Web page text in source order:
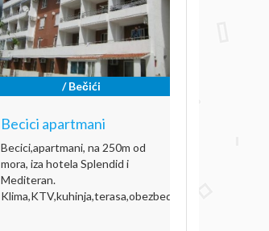
/ Bečići
Becici apartmani
Becici,apartmani, na 250m od
mora, iza hotela Splendid i
Mediteran.
Klima,KTV,kuhinja,terasa,obezbed[...]